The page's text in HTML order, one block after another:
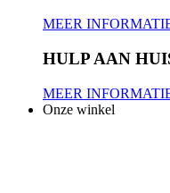
MEER
HULP AAN
MEER
Onze winkel